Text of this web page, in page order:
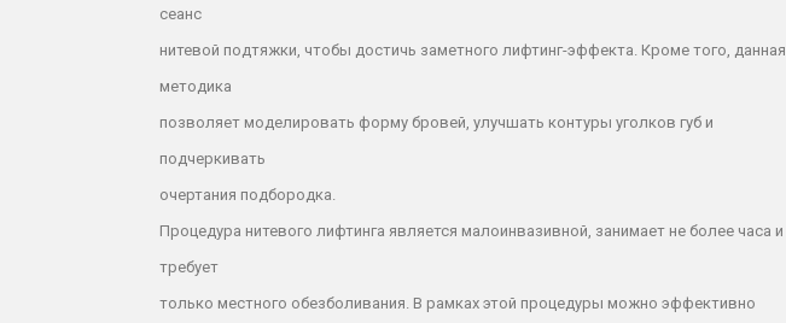
сеанс
нитевой подтяжки, чтобы достичь заметного лифтинг-эффекта. Кроме того, данная
методика
позволяет моделировать форму бровей, улучшать контуры уголков губ и
подчеркивать
очертания подбородка.
Процедура нитевого лифтинга является малоинвазивной, занимает не более часа и
требует
только местного обезболивания. В рамках этой процедуры можно эффективно